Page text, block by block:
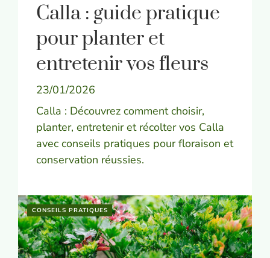
Calla : guide pratique
pour planter et
entretenir vos fleurs
23/01/2026
Calla : Découvrez comment choisir,
planter, entretenir et récolter vos Calla
avec conseils pratiques pour floraison et
conservation réussies.
CONSEILS PRATIQUES